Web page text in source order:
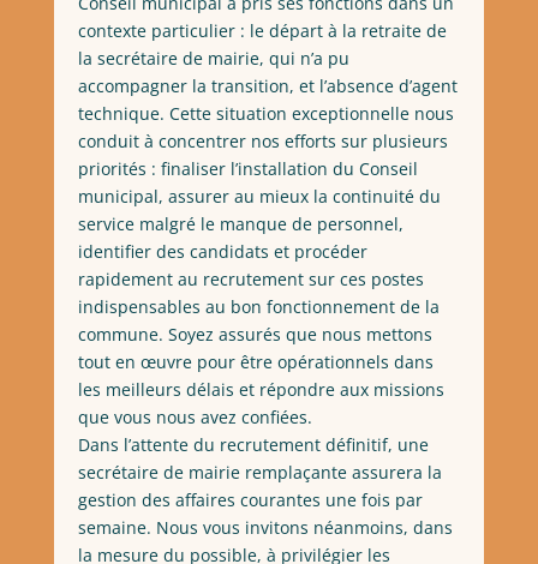
contexte particulier : le départ à la retraite de
la secrétaire de mairie, qui n’a pu
accompagner la transition, et l’absence d’agent
technique. Cette situation exceptionnelle nous
conduit à concentrer nos efforts sur plusieurs
priorités : finaliser l’installation du Conseil
municipal, assurer au mieux la continuité du
service malgré le manque de personnel,
identifier des candidats et procéder
rapidement au recrutement sur ces postes
indispensables au bon fonctionnement de la
commune. Soyez assurés que nous mettons
tout en œuvre pour être opérationnels dans
les meilleurs délais et répondre aux missions
que vous nous avez confiées.
Dans l’attente du recrutement définitif, une
secrétaire de mairie remplaçante assurera la
gestion des affaires courantes une fois par
semaine. Nous vous invitons néanmoins, dans
la mesure du possible, à privilégier les